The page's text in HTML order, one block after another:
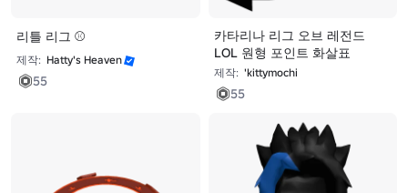
리틀 리그 ⚾
제작: Hatty's Heaven
55
카타리나 리그 오브 레전드
LOL 원형 포인트 화살표
제작: 'kittymochi
55